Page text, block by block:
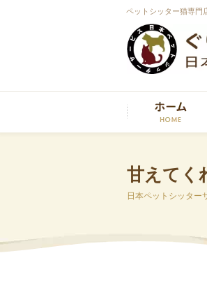
ペットシッター猫専
甘えてく
日本ペットシッター